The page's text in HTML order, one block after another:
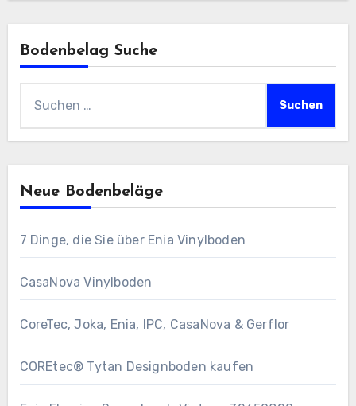
Bodenbelag Suche
nach:
Neue Bodenbeläge
7 Dinge, die Sie über Enia Vinylboden
CasaNova Vinylboden
CoreTec, Joka, Enia, IPC, CasaNova & Gerflor
COREtec® Tytan Designboden kaufen